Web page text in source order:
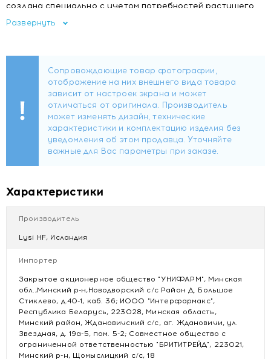
создана специально с учетом потребностей растущего
организма ребенка. Эта добавка помогает обеспечить
вкус, что делает их прием удобным и приятным для
Омега-3 рыбий жир, натуральный ароматизатор,
холекальциферол, оболочка (глицерин Е422
загуститель, модифицированный крахмал Е1404
загуститель, сахар, желатин, модифицированный
крахмал Е1420 загуститель, натуральный ароматизатор).
Капсулы по 609 мг.
Содержание биологически активных веществ в 1
капсуле:
- эйкозапентаеновая кислота - 96 мг,
витамин D3 - 5 мкг.
Рекомендации по применению
Детям от 3 до 14 лет и взрослым принимать по 1-2
капсулы в день во время еды. Продолжительность приёма
- 1 месяц. Возможны приёмы в течение года.
Развернуть
Характеристики
Производитель
Lysi HF, Исландия
Импортер
Закрытое акционерное общество "УНИФАРМ", Минская
обл.,Минский р-н,Новодворский с/с Район Д. Большое
Стиклево, д.40-1, каб. 36; ИООО "Интерфармакс",
Республика Беларусь, 223028, Минская область,
Минский район, Ждановичский с/с, аг. Ждановичи, ул.
Звездная, д. 19а-5, пом. 5-2; Совместное общество с
ограниченной ответственностью "БРИТИТРЕЙД", 223021,
Минский р-н, Щомыслицкий с/с, 18